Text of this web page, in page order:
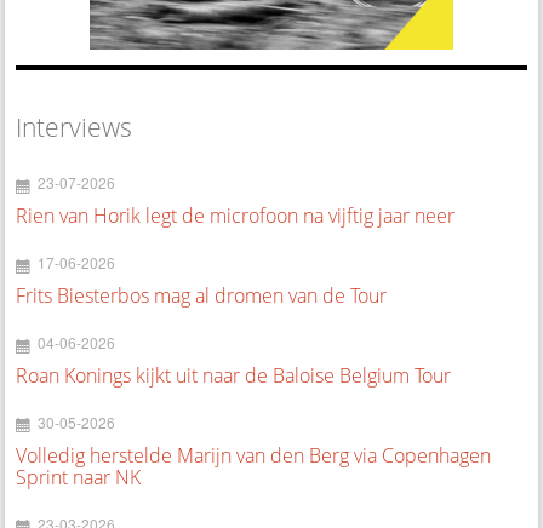
Interviews
23-07-2026
Rien van Horik legt de microfoon na vijftig jaar neer
17-06-2026
Frits Biesterbos mag al dromen van de Tour
04-06-2026
Roan Konings kijkt uit naar de Baloise Belgium Tour
30-05-2026
Volledig herstelde Marijn van den Berg via Copenhagen
Sprint naar NK
23-03-2026